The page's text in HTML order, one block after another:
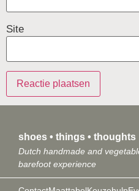
Site
shoes • things • thoughts
Dutch handmade and
barefoot experience